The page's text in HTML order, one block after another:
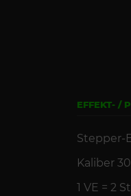
EFFEKT- /
Stepper-
Kaliber
1 VE = 2 St